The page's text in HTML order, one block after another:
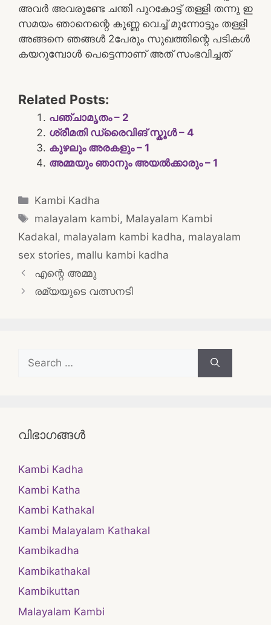
അവർ അവരുണ്ടേ ചന്തി പുറകോട്ട് തള്ളി തന്നു ഇ
സമയം ഞാനെന്റെ കുണ്ണ വെച്ച് മുന്നോട്ടും തള്ളി
അങ്ങനെ ഞങ്ങൾ 2പേരും സുഖത്തിന്റെ പടികൾ
കയറുമ്പോൾ പെട്ടെന്നാണ് അത് സംഭവിച്ചത്
Related Posts:
പഞ്ചാമൃതം – 2
ശ്രീമതി ഡ്രൈവിങ് സ്കൂൾ – 4
കുഴലും അരകളും – 1
അമ്മയും ഞാനും അയൽക്കാരും – 1
Categories
Kambi Kadha
Tags
malayalam kambi, Malayalam Kambi
Kadakal, malayalam kambi kadha, malayalam
sex stories, mallu kambi kadha
Post
navigation
എന്റെ അമ്മു
രമ്യയുടെ വത്സനടി
Search
for:
വിഭാഗങ്ങൾ
Kambi Kadha
Kambi Katha
Kambi Kathakal
Kambi Malayalam Kathakal
Kambikadha
Kambikathakal
Kambikuttan
Malayalam Kambi